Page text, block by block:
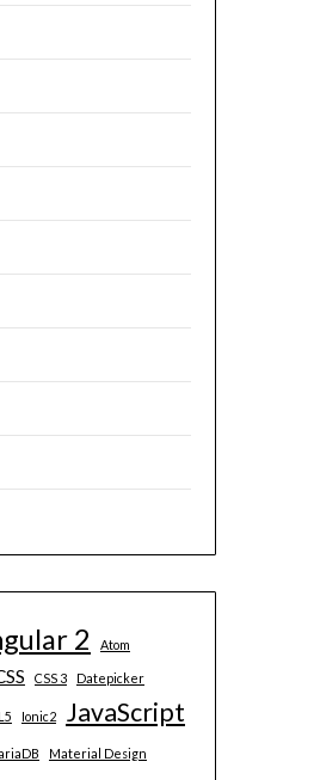
2 Atom
CSS 3 Datepicker
Ionic2 JavaScript
Material Design